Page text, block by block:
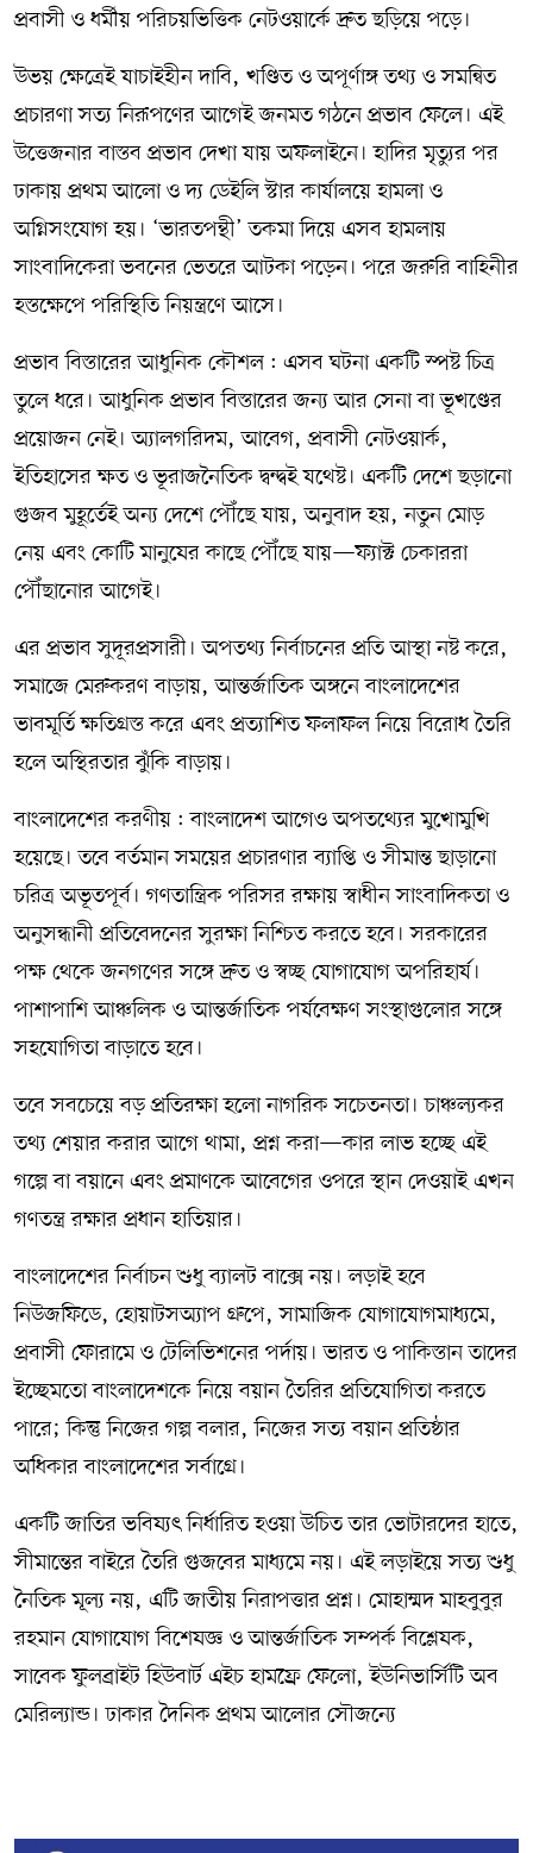
প্রবাসী ও ধর্মীয় পরিচয়ভিত্তিক নেটওয়ার্কে দ্রুত ছড়িয়ে পড়ে।
উভয় ক্ষেত্রেই যাচাইহীন দাবি, খণ্ডিত ও অপূর্ণাঙ্গ তথ্য ও সমন্বিত
প্রচারণা সত্য নিরূপণের আগেই জনমত গঠনে প্রভাব ফেলে। এই
উত্তেজনার বাস্তব প্রভাব দেখা যায় অফলাইনে। হাদির মৃত্যুর পর
ঢাকায় প্রথম আলো ও দ্য ডেইলি স্টার কার্যালয়ে হামলা ও
অগ্নিসংযোগ হয়। ‘ভারতপন্থী’ তকমা দিয়ে এসব হামলায়
সাংবাদিকেরা ভবনের ভেতরে আটকা পড়েন। পরে জরুরি বাহিনীর
হস্তক্ষেপে পরিস্থিতি নিয়ন্ত্রণে আসে।
প্রভাব বিস্তারের আধুনিক কৌশল : এসব ঘটনা একটি স্পষ্ট চিত্র
তুলে ধরে। আধুনিক প্রভাব বিস্তারের জন্য আর সেনা বা ভূখণ্ডের
প্রয়োজন নেই। অ্যালগরিদম, আবেগ, প্রবাসী নেটওয়ার্ক,
ইতিহাসের ক্ষত ও ভূরাজনৈতিক দ্বন্দ্বই যথেষ্ট। একটি দেশে ছড়ানো
গুজব মুহূর্তেই অন্য দেশে পৌঁছে যায়, অনুবাদ হয়, নতুন মোড়
নেয় এবং কোটি মানুষের কাছে পৌঁছে যায়—ফ্যাক্ট চেকাররা
পৌঁছানোর আগেই।
এর প্রভাব সুদূরপ্রসারী। অপতথ্য নির্বাচনের প্রতি আস্থা নষ্ট করে,
সমাজে মেরুকরণ বাড়ায়, আন্তর্জাতিক অঙ্গনে বাংলাদেশের
ভাবমূর্তি ক্ষতিগ্রস্ত করে এবং প্রত্যাশিত ফলাফল নিয়ে বিরোধ তৈরি
হলে অস্থিরতার ঝুঁকি বাড়ায়।
বাংলাদেশের করণীয় : বাংলাদেশ আগেও অপতথ্যের মুখোমুখি
হয়েছে। তবে বর্তমান সময়ের প্রচারণার ব্যাপ্তি ও সীমান্ত ছাড়ানো
চরিত্র অভূতপূর্ব। গণতান্ত্রিক পরিসর রক্ষায় স্বাধীন সাংবাদিকতা ও
অনুসন্ধানী প্রতিবেদনের সুরক্ষা নিশ্চিত করতে হবে। সরকারের
পক্ষ থেকে জনগণের সঙ্গে দ্রুত ও স্বচ্ছ যোগাযোগ অপরিহার্য।
পাশাপাশি আঞ্চলিক ও আন্তর্জাতিক পর্যবেক্ষণ সংস্থাগুলোর সঙ্গে
সহযোগিতা বাড়াতে হবে।
তবে সবচেয়ে বড় প্রতিরক্ষা হলো নাগরিক সচেতনতা। চাঞ্চল্যকর
তথ্য শেয়ার করার আগে থামা, প্রশ্ন করা—কার লাভ হচ্ছে এই
গল্পে বা বয়ানে এবং প্রমাণকে আবেগের ওপরে স্থান দেওয়াই এখন
গণতন্ত্র রক্ষার প্রধান হাতিয়ার।
বাংলাদেশের নির্বাচন শুধু ব্যালট বাক্সে নয়। লড়াই হবে
নিউজফিডে, হোয়াটসঅ্যাপ গ্রুপে, সামাজিক যোগাযোগমাধ্যমে,
প্রবাসী ফোরামে ও টেলিভিশনের পর্দায়। ভারত ও পাকিস্তান তাদের
ইচ্ছেমতো বাংলাদেশকে নিয়ে বয়ান তৈরির প্রতিযোগিতা করতে
পারে; কিন্তু নিজের গল্প বলার, নিজের সত্য বয়ান প্রতিষ্ঠার
অধিকার বাংলাদেশের সর্বাগ্রে।
একটি জাতির ভবিষ্যৎ নির্ধারিত হওয়া উচিত তার ভোটারদের হাতে,
সীমান্তের বাইরে তৈরি গুজবের মাধ্যমে নয়। এই লড়াইয়ে সত্য শুধু
নৈতিক মূল্য নয়, এটি জাতীয় নিরাপত্তার প্রশ্ন। মোহাম্মদ মাহবুবুর
রহমান যোগাযোগ বিশেষজ্ঞ ও আন্তর্জাতিক সম্পর্ক বিশ্লেষক,
সাবেক ফুলব্রাইট হিউবার্ট এইচ হামফ্রে ফেলো, ইউনিভার্সিটি অব
মেরিল্যান্ড। ঢাকার দৈনিক প্রথম আলোর সৌজন্যে